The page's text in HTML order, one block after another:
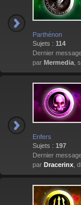
Parthénon
Sujets : 114
Dernier
par Mermedia ,
Enfers
Sujets : 197
Dernier
par Dracerinx ,